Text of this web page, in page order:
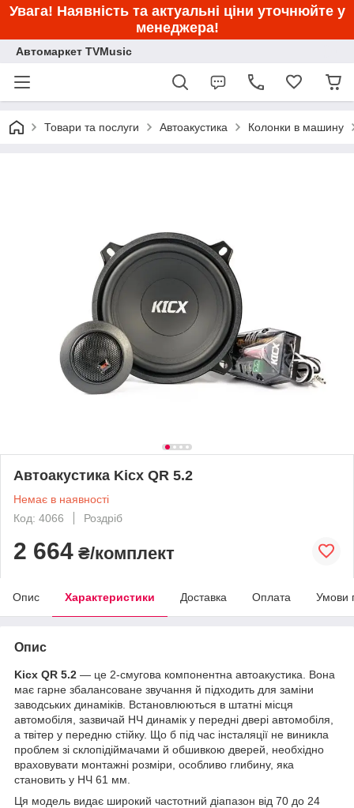
Увага! Наявність та актуальні ціни уточнюйте у
менеджера!
Автомаркет TVMusic
Товари та послуги Автоакустика Колонки в машину
Автоакустика Kicx QR 5.2
Немає в наявності
Код: 4066
Роздріб
2 664 ₴/комплект
Опис Характеристики Доставка Оплата Умови
Опис
Kicx QR 5.2 — це 2-смугова компонентна автоакустика. Вона
має гарне збалансоване звучання й підходить для заміни
заводських динаміків. Встановлюються в штатні місця
автомобіля, зазвичай НЧ динамік у передні двері автомобіля,
а твітер у передню стійку. Що б під час інсталяції не виникла
проблем зі склопідіймачами й обшивкою дверей, необхідно
враховувати монтажні розміри, особливо глибину, яка
становить у НЧ 61 мм.
Ця модель видає широкий частотний діапазон від 70 до 24